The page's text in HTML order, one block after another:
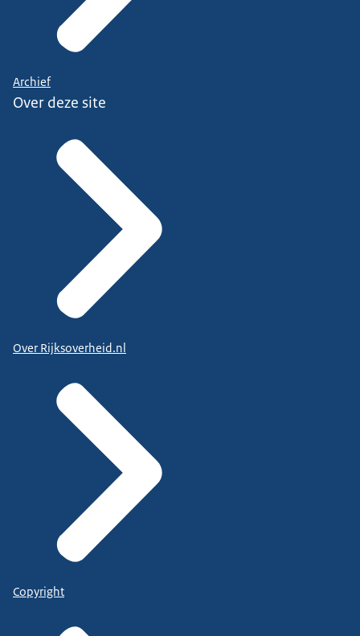
met een Wsw indicatie.
Nou, wat hebben gemeenten in
aan de rechterkant ziet.
De meeste bedrijven
zitten vallen onder die 50% categorie.
Dat doen we op partieel werkbedrijf of op partieel
sociaal ontwikkelbedrijf.
Dat is een bedrijf wat niet al die functionaliteiten
die hier staan
functionaliteiten uit.
Bij het geïntegreerde
Werkbedrijf, het geïntegreerde sociaal
ontwikkelbedrijf dat zo ongeveer 20%
van de honderd bedrijven die we ongeveer
landelijk hebben
en daarvan is gezegd best sociaal ontwikkelbedrijf.
Jij bent verantwoordelijk om integraal al die
voeren.
Archief
Over deze site
Over Rijksoverheid.nl
Copyright